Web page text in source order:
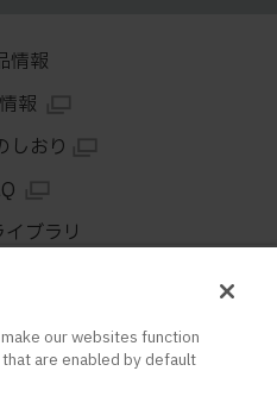
情報
報
しおり
ブラリ
マップ
our websites function
are enabled by default